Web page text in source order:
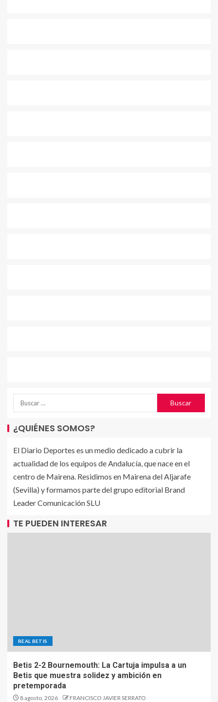
¿QUIÉNES SOMOS?
El Diario Deportes es un medio dedicado a cubrir la
actualidad de los equipos de Andalucía, que nace en el
centro de Mairena. Residimos en Mairena del Aljarafe
(Sevilla) y formamos parte del grupo editorial Brand
Leader Comunicación SLU
TE PUEDEN INTERESAR
REAL BETIS
Betis 2-2 Bournemouth: La Cartuja impulsa a un
Betis que muestra solidez y ambición en
pretemporada
8 agosto, 2026 FRANCISCO JAVIER SERRATO